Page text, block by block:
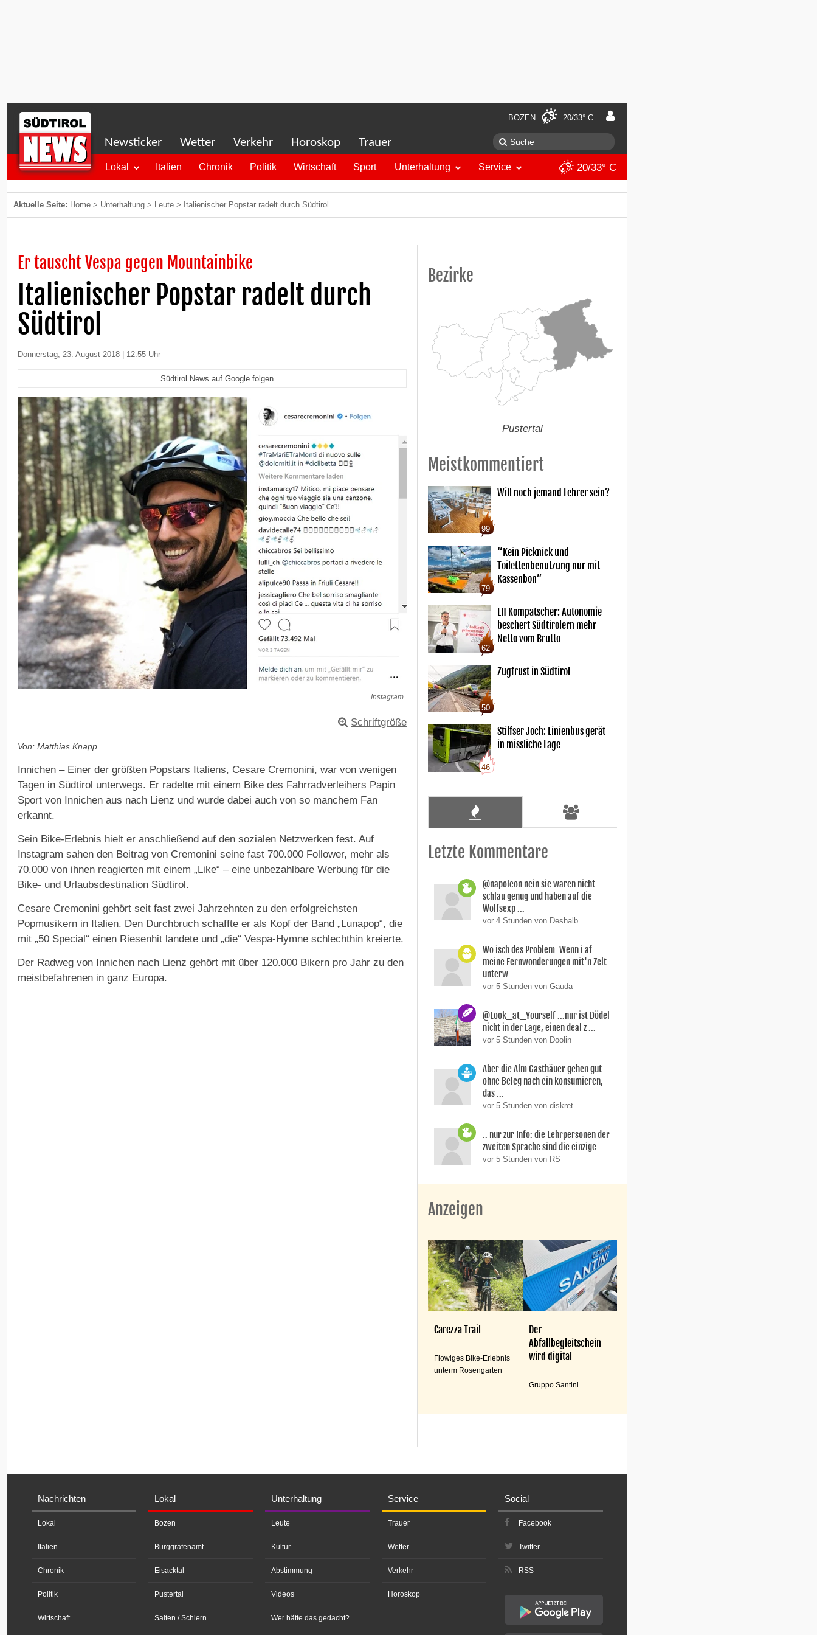
BOZEN 20/33° C
Newsticker Wetter Verkehr Horoskop Trauer
Lokal Italien Chronik Politik Wirtschaft Sport Unterhaltung Service 20/33° C
Aktuelle Seite: Home > Unterhaltung > Leute > Italienischer Popstar radelt durch Südtirol
Er tauscht Vespa gegen Mountainbike
Italienischer Popstar radelt durch
Südtirol
Donnerstag, 23. August 2018 | 12:55 Uhr
Südtirol News auf Google folgen
Instagram
Schriftgröße
Von: Matthias Knapp
Innichen – Einer der größten Popstars Italiens, Cesare Cremonini, war von wenigen
Tagen in Südtirol unterwegs. Er radelte mit einem Bike des Fahrradverleihers Papin
Sport von Innichen aus nach Lienz und wurde dabei auch von so manchem Fan
erkannt.
Sein Bike-Erlebnis hielt er anschließend auf den sozialen Netzwerken fest. Auf
Instagram sahen den Beitrag von Cremonini seine fast 700.000 Follower, mehr als
70.000 von ihnen reagierten mit einem „Like“ – eine unbezahlbare Werbung für die
Bike- und Urlaubsdestination Südtirol.
Cesare Cremonini gehört seit fast zwei Jahrzehnten zu den erfolgreichsten
Popmusikern in Italien. Den Durchbruch schaffte er als Kopf der Band „Lunapop“, die
mit „50 Special“ einen Riesenhit landete und „die“ Vespa-Hymne schlechthin kreierte.
Der Radweg von Innichen nach Lienz gehört mit über 120.000 Bikern pro Jahr zu den
meistbefahrenen in ganz Europa.
Bezirke
Pustertal
Meistkommentiert
99
Will noch jemand Lehrer sein?
79
“Kein Picknick und
Toilettenbenutzung nur mit
Kassenbon”
62
LH Kompatscher: Autonomie
beschert Südtirolern mehr
Netto vom Brutto
50
Zugfrust in Südtirol
46
Stilfser Joch: Linienbus gerät
in missliche Lage
Letzte Kommentare
@napoleon nein sie waren nicht
schlau genug und haben auf die
Wolfsexp ...
vor 4 Stunden von Deshalb
Wo isch des Problem. Wenn i af
meine Fernwonderungen mit'n Zelt
unterw ...
vor 5 Stunden von Gauda
@Look_at_Yourself ...nur ist Dödel
nicht in der Lage, einen deal z ...
vor 5 Stunden von Doolin
Aber die Alm Gasthäuer gehen gut
ohne Beleg nach ein konsumieren,
das ...
vor 5 Stunden von diskret
.. nur zur Info: die Lehrpersonen der
zweiten Sprache sind die einzige ...
vor 5 Stunden von RS
Anzeigen
Carezza Trail
Flowiges Bike-Erlebnis
unterm Rosengarten
Der
Abfallbegleitschein
wird digital
Gruppo Santini
Nachrichten
Lokal
Italien
Chronik
Politik
Wirtschaft
Lokal
Bozen
Burggrafenamt
Eisacktal
Pustertal
Salten / Schlern
Unterhaltung
Leute
Kultur
Abstimmung
Videos
Wer hätte das gedacht?
Service
Trauer
Wetter
Verkehr
Horoskop
Social
Facebook
Twitter
RSS